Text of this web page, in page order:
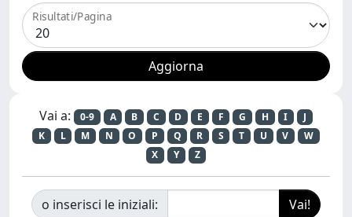
Risultati/Pagina
Vai a: 0-9 A B C D E F G H I
J
K
L M N O P Q R S T U V
W
X
Y Z
o inserisci le iniziali: